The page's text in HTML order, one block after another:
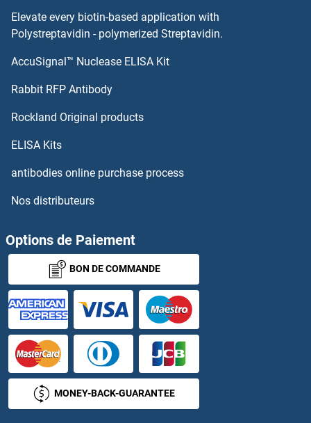
LGR6 Anticorps
LGR5 Anticorps
LIG1 Anticorps
LIG3 Anticorps
LIG4 Anticorps
LILRA1 Anticorps
LILRA2 Anticorps
LILRA3 Anticorps
LILRA4 Anticorps
LILRA5 Anticorps
Elevate every biotin-based application with
Polystreptavidin - polymerized Streptavidin.
AccuSignal™ Nuclease ELISA Kit
Rabbit RFP Antibody
Rockland Original products
ELISA Kits
antibodies online purchase process
Nos distributeurs
Options de Paiement
BON DE COMMANDE
MONEY-BACK-GUARANTEE